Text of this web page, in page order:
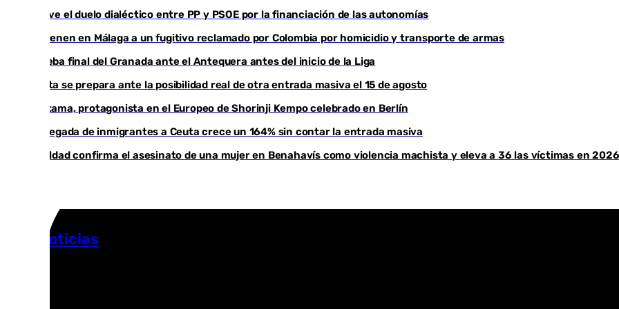
Youtube
Vuelve el duelo dialéctico entre PP y PSOE por la financiación de las autonomías
Detienen en Málaga a un fugitivo reclamado por Colombia por homicidio y transporte de armas
Prueba final del Granada ante el Antequera antes del inicio de la Liga
Ceuta se prepara ante la posibilidad real de otra entrada masiva el 15 de agosto
Cártama, protagonista en el Europeo de Shorinji Kempo celebrado en Berlín
La llegada de inmigrantes a Ceuta crece un 164% sin contar la entrada masiva
Igualdad confirma el asesinato de una mujer en Benahavís como violencia machista y eleva a 36 las víctimas en 2026
Más noticias